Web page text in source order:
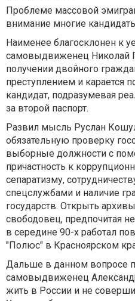
Проблеме массовой
внимание многие
Наименее благосклонен к
самовыдвиженец Николай
получении двойного
преступлением и карается
кандидат, подразумевая
за второй паспорт.
Развил мысль Руслан
обязательную проверку
выборные должности с
причастность к
сепаратизму,
спецслужбами и наличие
государств. Открыть
свободовец, предпочитая
в середине 90-х работал
"Полюс" в Красноярском
Дальше в данном вопросе
самовыдвиженец
жить в России и не